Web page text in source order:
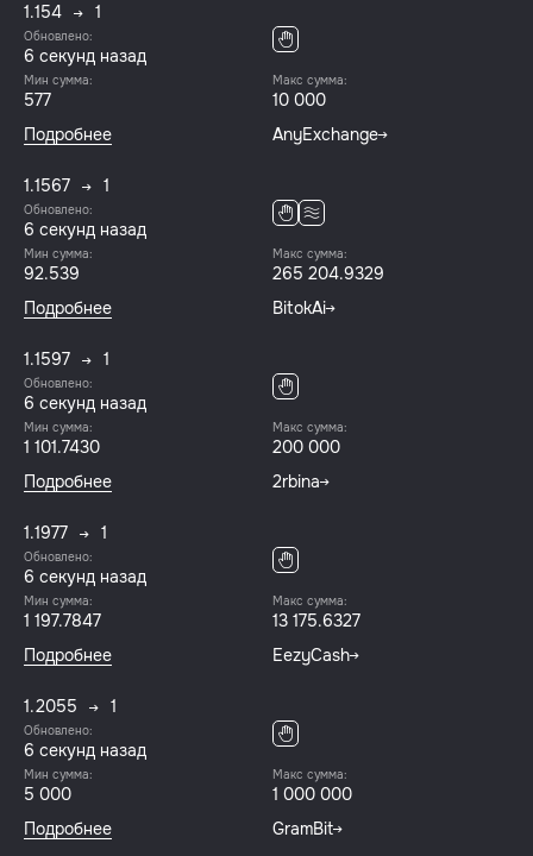
1.154 1
Обновлено:
6 секунд назад
Мин сумма:
577
Макс сумма:
10 000
Подробнее
AnyExchange
1.1567 1
Обновлено:
6 секунд назад
Мин сумма:
92.539
Макс сумма:
265 204.9329
Подробнее
BitokAi
1.1597 1
Обновлено:
6 секунд назад
Мин сумма:
1 101.7430
Макс сумма:
200 000
Подробнее
2rbina
1.1977 1
Обновлено:
6 секунд назад
Мин сумма:
1 197.7847
Макс сумма:
13 175.6327
Подробнее
EezyCash
1.2055 1
Обновлено:
6 секунд назад
Мин сумма:
5 000
Макс сумма:
1 000 000
Подробнее
GramBit